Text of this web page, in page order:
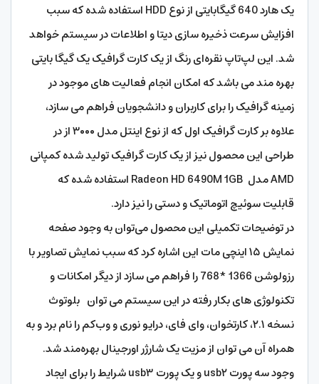
یک هارد 640 گیگابایتی از نوع HDD استفاده شده که سبب
افزایش سرعت ذخیره سازی دیتا و اطلاعات در سیستم خواهد
شد. این لپ‌تاپ نقره‌ای رنگ از یک کارت گرافیک یک گیگا بایتی
بهره مند می باشد که امکان انجام فعالیت های موجود در
زمینه گرافیک را برای کاربران و دانشجویان فراهم می سازد،
علاوه بر کارت گرافیک اول که از نوع اینتل مدل ۳۰۰۰ از در
طراحی این محصول نیز از یک کارت گرافیک تولید شده کمپانی
AMD مدل Radeon HD 6490M 1GB استفاده شده که
قابلیت سوئیچ اتوماتیک و دستی را نیز دارد.
در توضیحات تکمیلی این محصول می‌توان به وجود صفحه
نمایش ۱۵ اینچی مات این اشاره کرد که سبب نمایش تصاویر با
رزولوشن 1366 *768 را فراهم می سازد از دیگر امکانات و
تکنولوژی های بکار رفته در این سیستم می توان بلوتوث
نسخه ۲.۱، کارتخوان، وای فای، درایو نوری و وب‌کم را نام برد و به
همراه آن می توان از مزیت یک شارژر اورجینال بهره‌مند شد.
وجود سه پورت usb۲ و یک پورت usb۳ شرایط را برای ایجاد